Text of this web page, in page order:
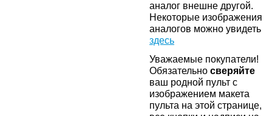
аналог внешне другой.
Некоторые изображения
аналогов можно увидеть
здесь
Уважаемые покупатели!
Обязательно сверяйте
ваш родной пульт с
изображением макета
пульта на этой странице,